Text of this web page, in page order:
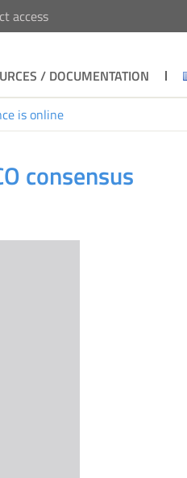
access
/ DOCUMENTATION
is online
consensus